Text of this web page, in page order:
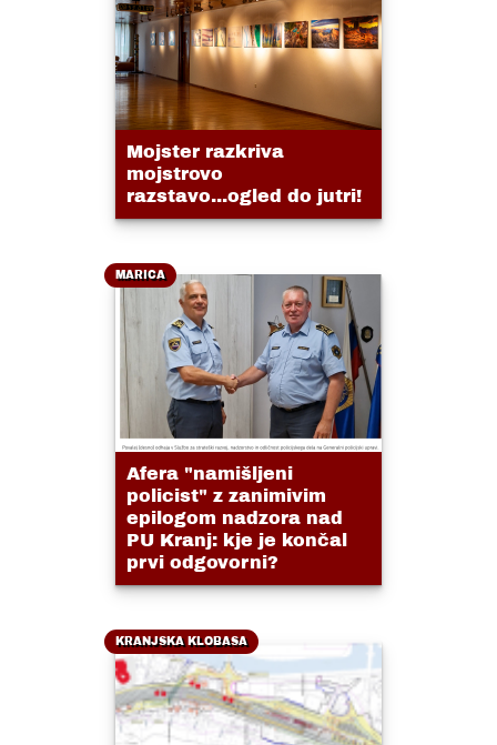
Mojster razkriva
mojstrovo
razstavo...ogled do jutri!
MARICA
Afera "namišljeni
policist" z zanimivim
epilogom nadzora nad
PU Kranj: kje je končal
prvi odgovorni?
KRANJSKA KLOBASA